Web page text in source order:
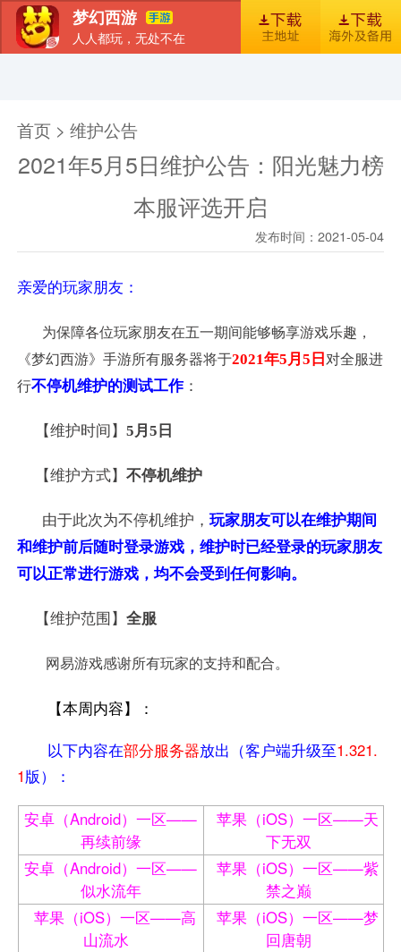
梦幻西游
人人都玩，无处不在
首页 > 维护公告
2021年5月5日维护公告：阳光魅力榜
本服评选开启
发布时间：2021-05-04
亲爱的玩家朋友：
为保障各位玩家朋友在五一期间能够畅享游戏乐趣，
《梦幻西游》手游所有服务器将于2021年5月5日对全服进
行不停机维护的测试工作：
【维护时间】5月5日
【维护方式】不停机维护
由于此次为不停机维护，玩家朋友可以在维护期间
和维护前后随时登录游戏，维护时已经登录的玩家朋友
可以正常进行游戏，均不会受到任何影响。
【维护范围】全服
网易游戏感谢所有玩家的支持和配合。
【本周内容】：
以下内容在部分服务器放出（客户端升级至1.321.
1版）：
安卓（Android）一区——
再续前缘
苹果（iOS）一区——天
下无双
安卓（Android）一区——
似水流年
苹果（iOS）一区——紫
禁之巅
苹果（iOS）一区——高
山流水
苹果（iOS）一区——梦
回唐朝